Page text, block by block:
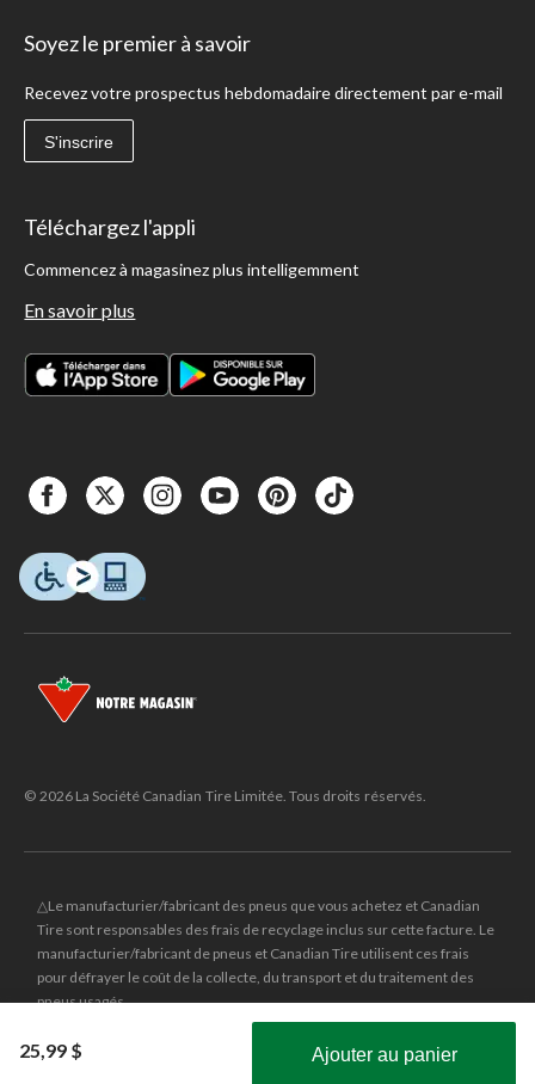
25,99 $ Ajouter au panier
Soyez le premier à savoir
Recevez votre prospectus hebdomadaire directement par e-mail
S'inscrire
Téléchargez l'appli
Commencez à magasinez plus intelligemment
En savoir plus
© 2026 La Société Canadian Tire Limitée. Tous droits réservés.
△Le manufacturier/fabricant des pneus que vous achetez et Canadian
Tire sont responsables des frais de recyclage inclus sur cette facture. Le
manufacturier/fabricant de pneus et Canadian Tire utilisent ces frais
pour défrayer le coût de la collecte, du transport et du traitement des
pneus usagés.
et le logo du triangle CANADIAN TIRE sont des
marques de commerce déposées de la Société Canadian Tire Limitée.